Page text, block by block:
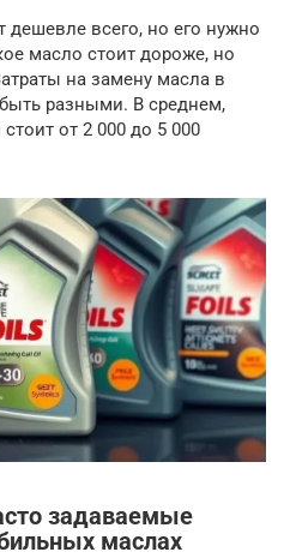
всего, но его нужно
масло стоит дороже, но
на замену масла в
разными. В среднем,
от 2 000 до 5 000
задаваемые
маслах